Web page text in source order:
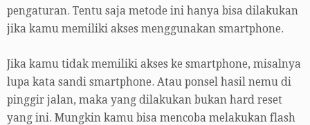
pengaturan. Tentu saja metode ini hanya bisa dilakukan
jika kamu memiliki akses menggunakan smartphone.
Jika kamu tidak memiliki akses ke smartphone, misalnya
lupa kata sandi smartphone. Atau ponsel hasil nemu di
pinggir jalan, maka yang dilakukan bukan hard reset
yang ini. Mungkin kamu bisa mencoba melakukan flash